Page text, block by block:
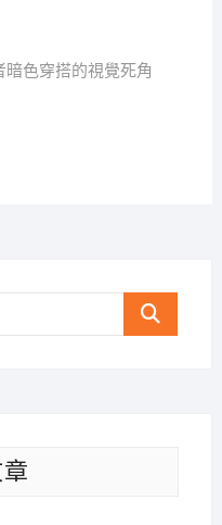
色穿搭的視覺死角
Search